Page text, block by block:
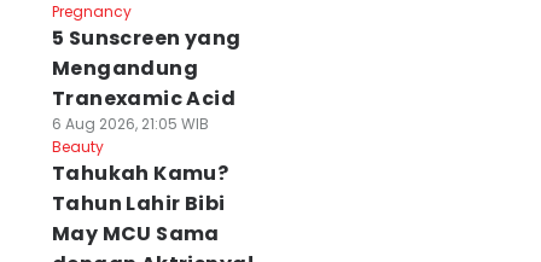
Nobar
Pendaftaran
Pregnancy
5 Sunscreen yang
Mengandung
Tranexamic Acid
6 Aug 2026, 21:05 WIB
Beauty
Tahukah Kamu?
Tahun Lahir Bibi
May MCU Sama